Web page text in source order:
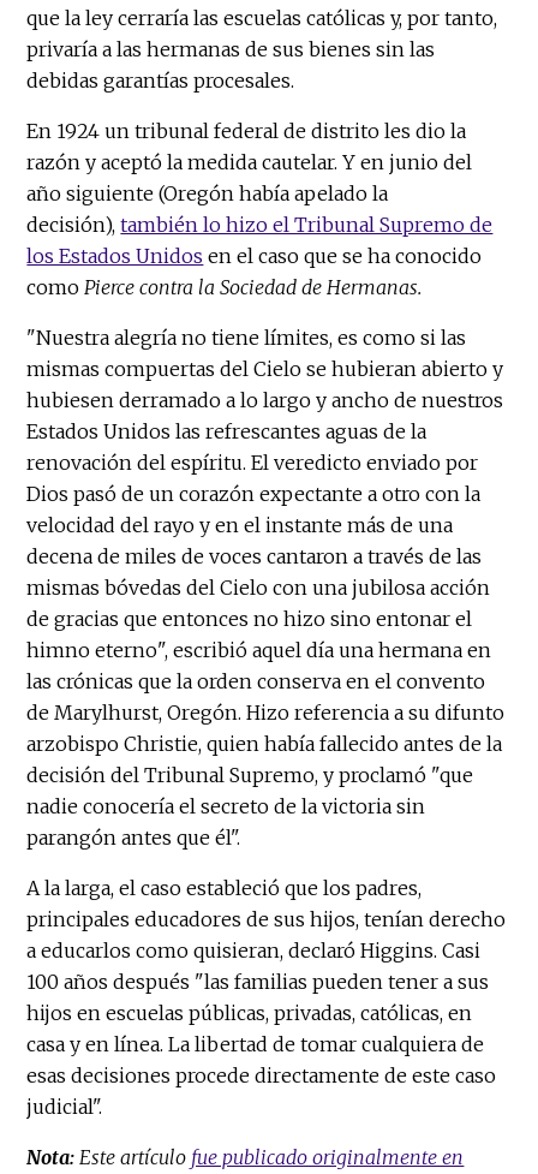
que la ley cerraría las escuelas católicas y, por tanto,
privaría a las hermanas de sus bienes sin las
debidas garantías procesales.
En 1924 un tribunal federal de distrito les dio la
razón y aceptó la medida cautelar. Y en junio del
año siguiente (Oregón había apelado la
decisión),también lo hizo el Tribunal Supremo de
los Estados Unidos en el caso que se ha conocido
como Pierce contra la Sociedad de Hermanas.
"Nuestra alegría no tiene límites, es como si las
mismas compuertas del Cielo se hubieran abierto y
hubiesen derramado a lo largo y ancho de nuestros
Estados Unidos las refrescantes aguas de la
renovación del espíritu. El veredicto enviado por
Dios pasó de un corazón expectante a otro con la
velocidad del rayo y en el instante más de una
decena de miles de voces cantaron a través de las
mismas bóvedas del Cielo con una jubilosa acción
de gracias que entonces no hizo sino entonar el
himno eterno", escribió aquel día una hermana en
las crónicas que la orden conserva en el convento
de Marylhurst, Oregón. Hizo referencia a su difunto
arzobispo Christie, quien había fallecido antes de la
decisión del Tribunal Supremo, y proclamó "que
nadie conocería el secreto de la victoria sin
parangón antes que él".
A la larga, el caso estableció que los padres,
principales educadores de sus hijos, tenían derecho
a educarlos como quisieran, declaró Higgins. Casi
100 años después "las familias pueden tener a sus
hijos en escuelas públicas, privadas, católicas, en
casa y en línea. La libertad de tomar cualquiera de
esas decisiones procede directamente de este caso
judicial".
Nota: Este artículo fue publicado originalmente en